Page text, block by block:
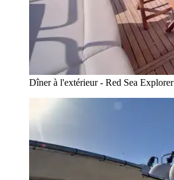
Dîner à l'extérieur - Red Sea Explorer